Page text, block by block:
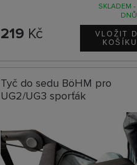
SKLADEM
219 Kč
Tyč do sedu BöHM pro
UG2/UG3 sporťák